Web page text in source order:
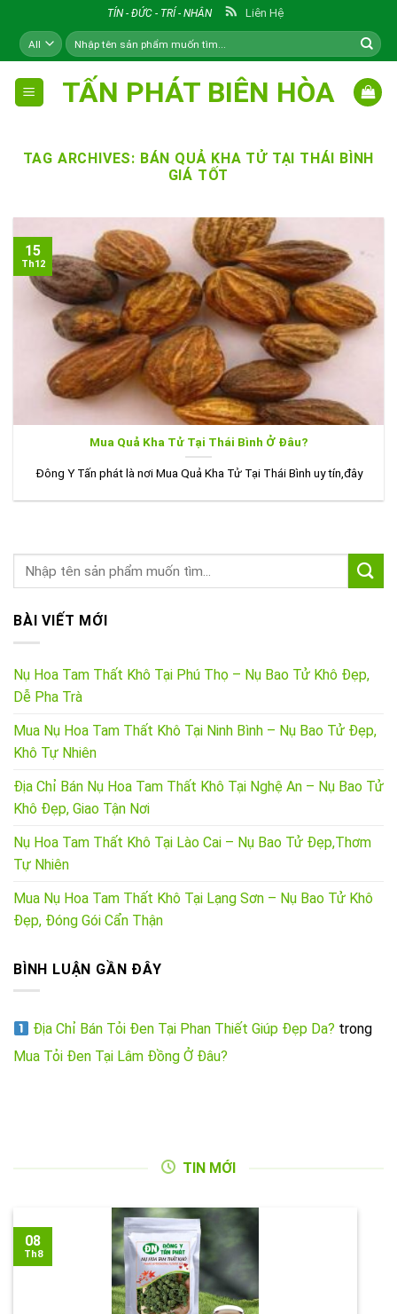
content
TÍN - ĐỨC - TRÍ - NHÂN Liên Hệ
Tìm
kiếm:
TẤN PHÁT BIÊN HÒA
TAG ARCHIVES: BÁN QUẢ KHA TỬ TẠI THÁI BÌNH
GIÁ TỐT
Mua Quả Kha Tử Tại Thái Bình Ở Đâu?
Đông Y Tấn phát là nơi Mua Quả Kha Tử Tại Thái Bình uy tín,đây
15
Th12
BÀI VIẾT MỚI
Nụ Hoa Tam Thất Khô Tại Phú Thọ – Nụ Bao Tử Khô Đẹp,
Dễ Pha Trà
Mua Nụ Hoa Tam Thất Khô Tại Ninh Bình – Nụ Bao Tử Đẹp,
Khô Tự Nhiên
Địa Chỉ Bán Nụ Hoa Tam Thất Khô Tại Nghệ An – Nụ Bao Tử
Khô Đẹp, Giao Tận Nơi
Nụ Hoa Tam Thất Khô Tại Lào Cai – Nụ Bao Tử Đẹp,Thơm
Tự Nhiên
Mua Nụ Hoa Tam Thất Khô Tại Lạng Sơn – Nụ Bao Tử Khô
Đẹp, Đóng Gói Cẩn Thận
BÌNH LUẬN GẦN ĐÂY
Địa Chỉ Bán Tỏi Đen Tại Phan Thiết Giúp Đẹp Da? trong
Mua Tỏi Đen Tại Lâm Đồng Ở Đâu?
TIN MỚI
08
Th8